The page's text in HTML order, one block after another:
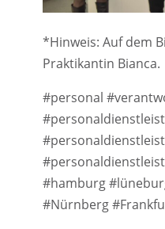
*Hinweis: Auf dem
Praktikantin Bianca.
#personal
#hamburg
#Nürnberg